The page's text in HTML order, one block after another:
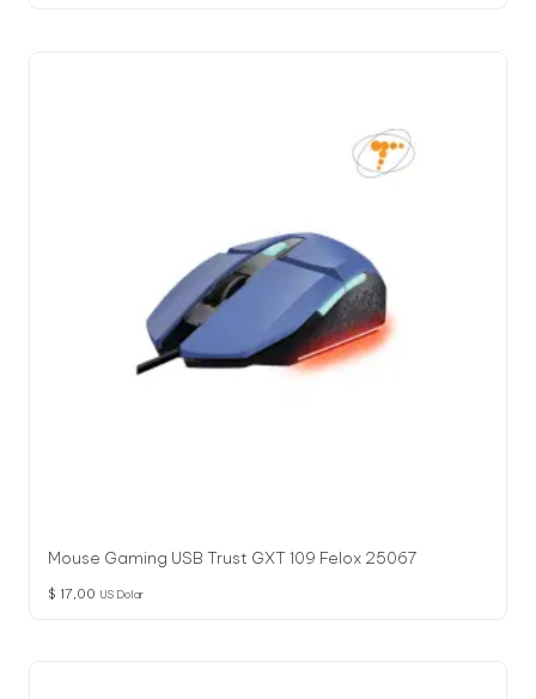
Mouse Gaming USB Trust GXT 109 Felox 25067
$ 17,00 US Dolar